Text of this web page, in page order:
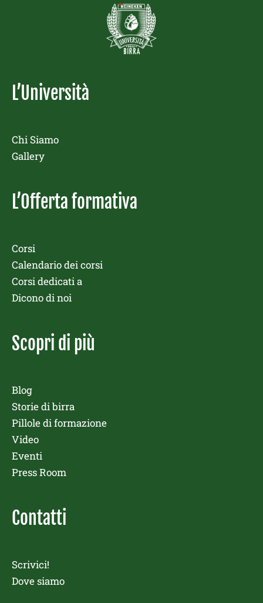
L’Università
Chi Siamo
Gallery
L’Offerta formativa
Corsi
Calendario dei corsi
Corsi dedicati a
Dicono di noi
Scopri di più
Blog
Storie di birra
Pillole di formazione
Video
Eventi
Press Room
Contatti
Scrivici!
Dove siamo